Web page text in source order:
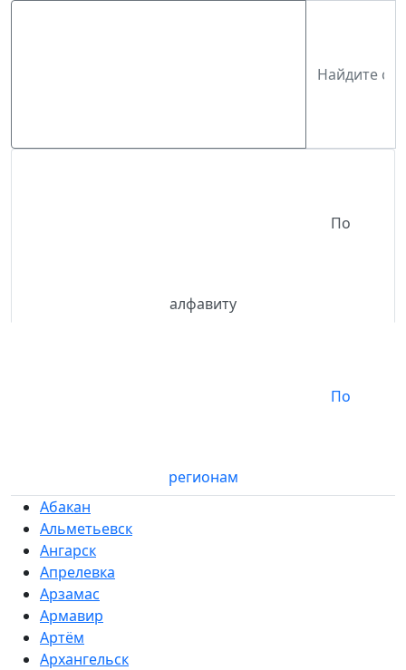
алфавиту
регионам
Абакан
Альметьевск
Ангарск
Апрелевка
Арзамас
Армавир
Артём
Архангельск